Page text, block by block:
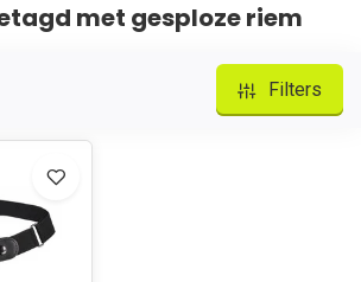
met gesploze riem
Filters